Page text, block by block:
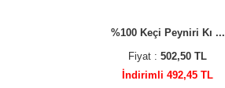
%100 Keçi Peyniri Kı ...
Fiyat : 502,50 TL
İndirimli 492,45 TL